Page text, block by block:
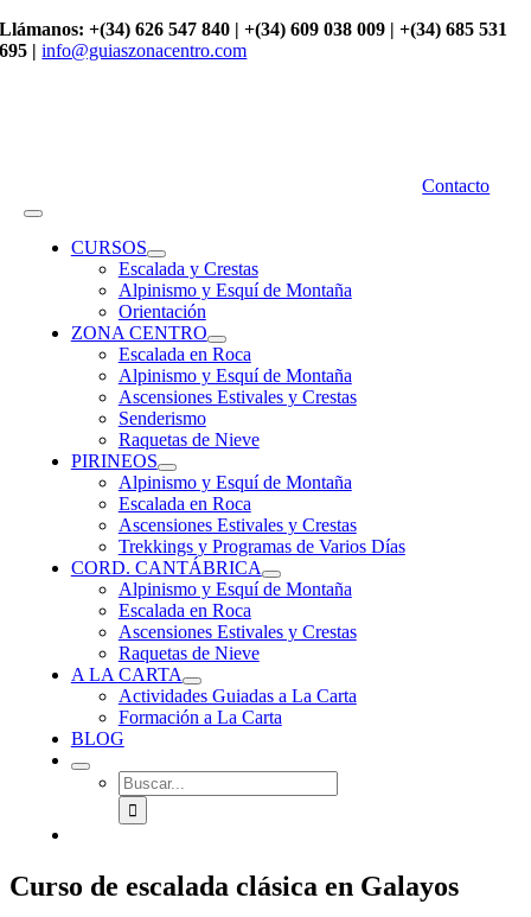
Saltar
al
Llámanos: +(34) 626 547 840 | +(34) 609 038 009 | +(34) 685 531
695 | info@guiaszonacentro.com
Contacto
Toggle
NavigationCURSOS
Escalada y Crestas
Alpinismo y Esquí de Montaña
Orientación
ZONA CENTRO
Escalada en Roca
Alpinismo y Esquí de Montaña
Ascensiones Estivales y Crestas
Senderismo
Raquetas de Nieve
PIRINEOS
Alpinismo y Esquí de Montaña
Escalada en Roca
Ascensiones Estivales y Crestas
Trekkings y Programas de Varios Días
CORD. CANTÁBRICA
Alpinismo y Esquí de Montaña
Escalada en Roca
Ascensiones Estivales y Crestas
Raquetas de Nieve
A LA CARTA
Actividades Guiadas a La Carta
Formación a La Carta
BLOG
Buscar:
Curso de escalada clásica en Galayos